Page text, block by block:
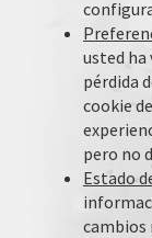
usted
pérdida
cookie
pero no
Estado
cambios